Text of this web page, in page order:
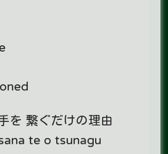
を 繋ぐだけの理由
te o tsunagu